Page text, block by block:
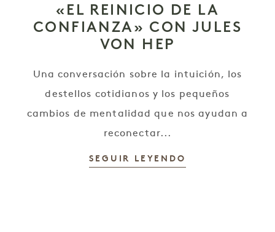
«EL REINICIO DE LA
CONFIANZA» CON JULES
VON HEP
Una conversación sobre la intuición, los
destellos cotidianos y los pequeños
cambios de mentalidad que nos ayudan a
reconectar...
SEGUIR LEYENDO